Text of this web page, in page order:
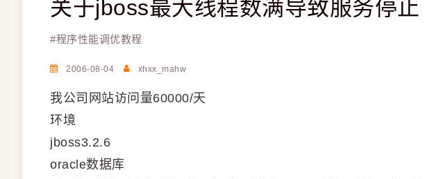
关于jboss最大线程数满导致服务停止
#程序性能调优教程
2006-08-04 xhxx_mahw
我公司网站访问量60000/天
环境
jboss3.2.6
oracle数据库